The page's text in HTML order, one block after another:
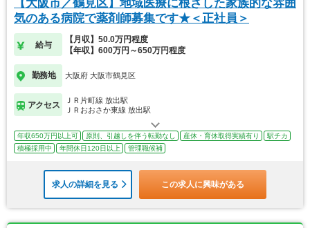
【大阪市／鶴見区】地域医療に根ざした家族的な雰囲
気のある病院で薬剤師募集です★＜正社員＞
給与
【月収】50.0万円程度
【年収】600万円～650万円程度
勤務地 大阪府 大阪市鶴見区
アクセス
ＪＲ片町線 放出駅
ＪＲおおさか東線 放出駅
年収650万円以上可 原則、引越しを伴う転勤なし 産休・育休取得実績有り
駅チカ
積極採用中
年間休日120日以上 管理職候補
求人の詳細を見る この求人に興味がある